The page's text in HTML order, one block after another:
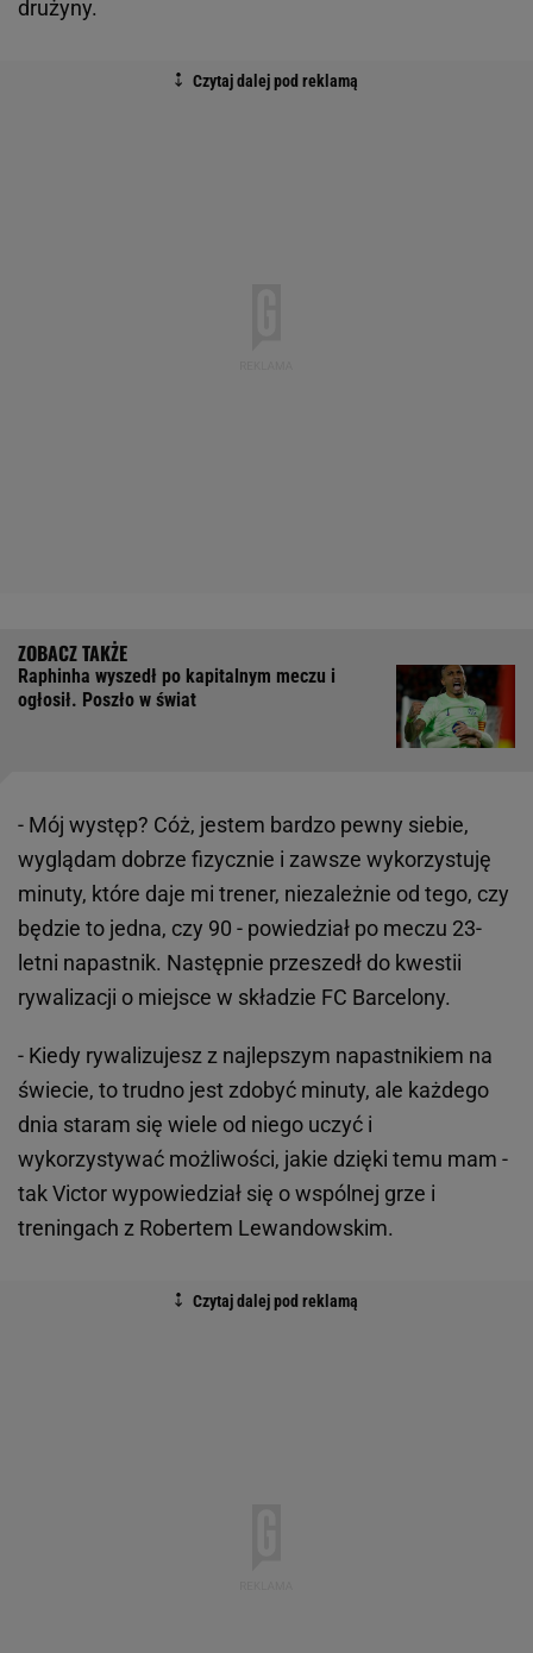
drużyny.
Raphinha wyszedł po kapitalnym meczu i
ogłosił. Poszło w świat
- Mój występ? Cóż, jestem bardzo pewny siebie,
wyglądam dobrze fizycznie i zawsze wykorzystuję
minuty, które daje mi trener, niezależnie od tego, czy
będzie to jedna, czy 90 - powiedział po meczu 23-
letni napastnik. Następnie przeszedł do kwestii
rywalizacji o miejsce w składzie FC Barcelony.
- Kiedy rywalizujesz z najlepszym napastnikiem na
świecie, to trudno jest zdobyć minuty, ale każdego
dnia staram się wiele od niego uczyć i
wykorzystywać możliwości, jakie dzięki temu mam -
tak Victor wypowiedział się o wspólnej grze i
treningach z Robertem Lewandowskim.